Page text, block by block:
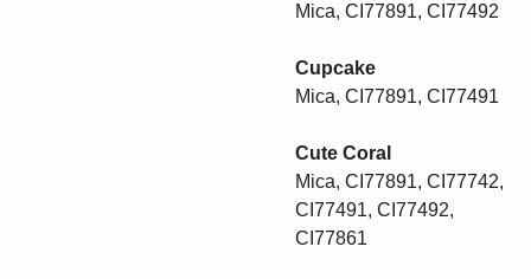
Mica, CI77891, CI77492
Cupcake
Mica, CI77891, CI77491
Cute Coral
Mica, CI77891, CI77742,
CI77491, CI77492,
CI77861